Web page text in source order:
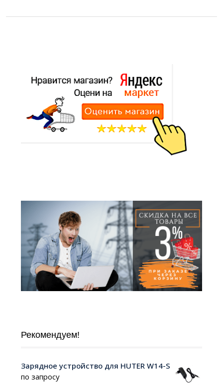
Рекомендуем!
Зарядное устройство для HUTER W14-S
по запросу